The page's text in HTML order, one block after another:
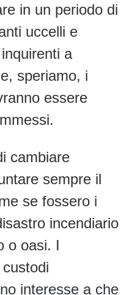
in un periodo di
uccelli e
a
speriamo, i
essere
cambiare
sempre il
se fossero i
incendiario
o oasi. I
interesse a che